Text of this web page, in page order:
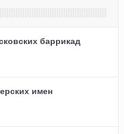
баррикад
имен